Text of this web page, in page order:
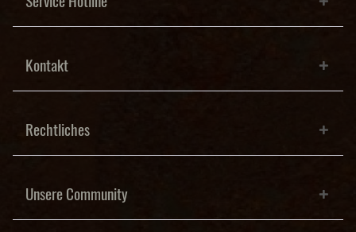
Kontakt
Rechtliches
Unsere Community